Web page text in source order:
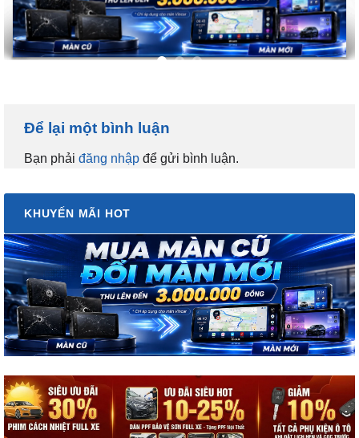
Để lại một bình luận
Bạn phải đăng nhập để gửi bình luận.
KHUYẾN MÃI HOT